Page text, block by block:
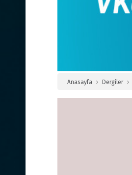
Anasayfa Dergiler